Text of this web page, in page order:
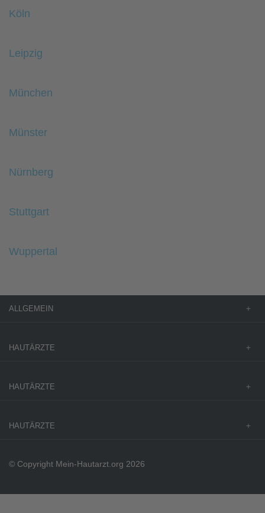
Köln
Leipzig
München
Münster
Nürnberg
Stuttgart
Wuppertal
ALLGEMEIN
HAUTÄRZTE
HAUTÄRZTE
HAUTÄRZTE
© Copyright Mein-Hautarzt.org 2026